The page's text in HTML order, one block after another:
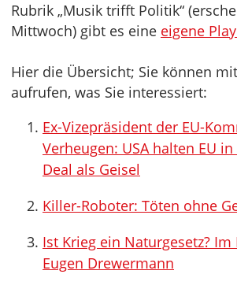
Rubrik „Musik trifft Politik“
Mittwoch) gibt es eine eigene
Hier die Übersicht; Sie können
aufrufen, was Sie interessiert:
Ex-Vizepräsident der EU-
Verheugen: USA halten EU
Deal als Geisel
Killer-Roboter: Töten ohne
Ist Krieg ein Naturgesetz?
Eugen Drewermann